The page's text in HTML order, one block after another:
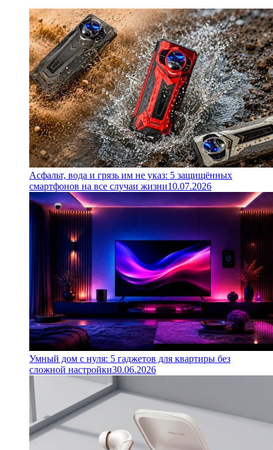
Асфальт, вода и грязь им не указ: 5 защищённых
смартфонов на все случаи жизни10.07.2026
Умный дом с нуля: 5 гаджетов для квартиры без
сложной настройки30.06.2026